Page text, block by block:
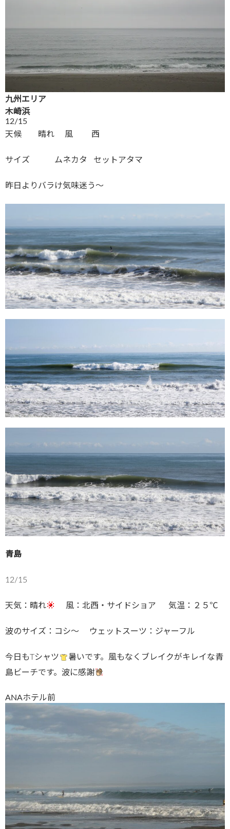
九州エリア
木崎浜
12/15
天候 晴れ 風 西
サイズ ムネカタ セットアタマ
昨日よりバラけ気味迷う～
青島
12/15
天気：晴れ 風：北西・サイドショア 気温：２５℃
波のサイズ：コシ～ ウェットスーツ：ジャーフル
今日もTシャツ
暑いです。風もなくブレイクがキレイな青
島ビーチです。波に感謝
ANAホテル前